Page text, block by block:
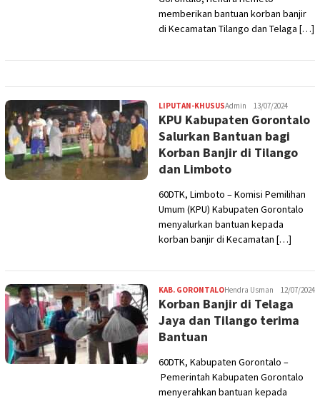
memberikan bantuan korban banjir
di Kecamatan Tilango dan Telaga […]
LIPUTAN-KHUSUSAdmin 13/07/2024
KPU Kabupaten Gorontalo
Salurkan Bantuan bagi
Korban Banjir di Tilango
dan Limboto
60DTK, Limboto – Komisi Pemilihan
Umum (KPU) Kabupaten Gorontalo
menyalurkan bantuan kepada
korban banjir di Kecamatan […]
KAB. GORONTALOHendra Usman 12/07/2024
Korban Banjir di Telaga
Jaya dan Tilango terima
Bantuan
60DTK, Kabupaten Gorontalo –
Pemerintah Kabupaten Gorontalo
menyerahkan bantuan kepada